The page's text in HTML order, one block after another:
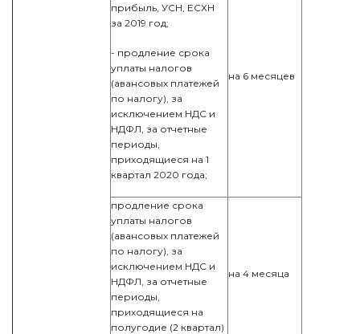
прибыль, УСН, ЕСХН
за 2019 год;
- продление срока
уплаты налогов
(авансовых платежей
по налогу), за
исключением НДС и
НДФЛ, за отчетные
периоды,
приходящиеся на 1
квартал 2020 года;
на 6 месяцев
продление срока
уплаты налогов
(авансовых платежей
по налогу), за
исключением НДС и
НДФЛ, за отчетные
периоды,
приходящиеся на
полугодие (2 квартал)
на 4 месяца